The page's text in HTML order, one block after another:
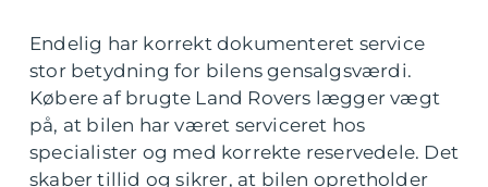
Endelig har korrekt dokumenteret service
stor betydning for bilens gensalgsværdi.
Købere af brugte Land Rovers lægger vægt
på, at bilen har været serviceret hos
specialister og med korrekte reservedele. Det
skaber tillid og sikrer, at bilen opretholder